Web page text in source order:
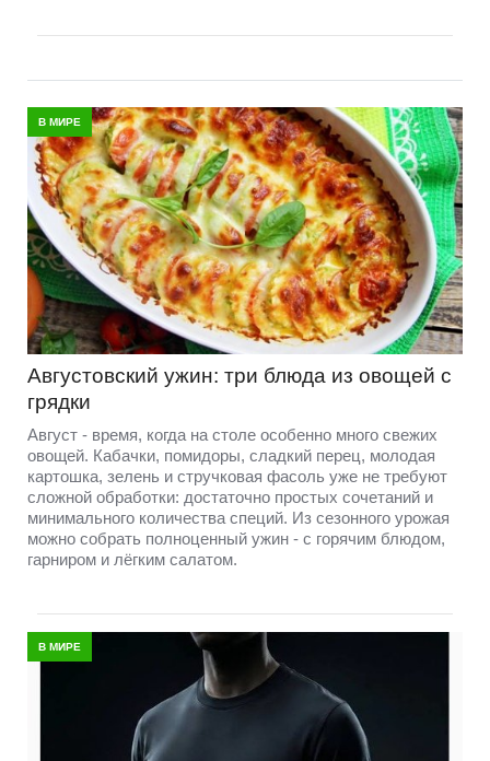
В МИРЕ
Августовский ужин: три блюда из овощей с
грядки
Август - время, когда на столе особенно много свежих
овощей. Кабачки, помидоры, сладкий перец, молодая
картошка, зелень и стручковая фасоль уже не требуют
сложной обработки: достаточно простых сочетаний и
минимального количества специй. Из сезонного урожая
можно собрать полноценный ужин - с горячим блюдом,
гарниром и лёгким салатом.
В МИРЕ